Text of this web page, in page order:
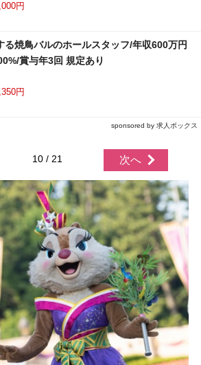
円
る焼鳥バルのホールスタッフ/年収600万円
賞与年3回 規定あり
円
sponsored by 求人ボックス
10 / 21 次へ